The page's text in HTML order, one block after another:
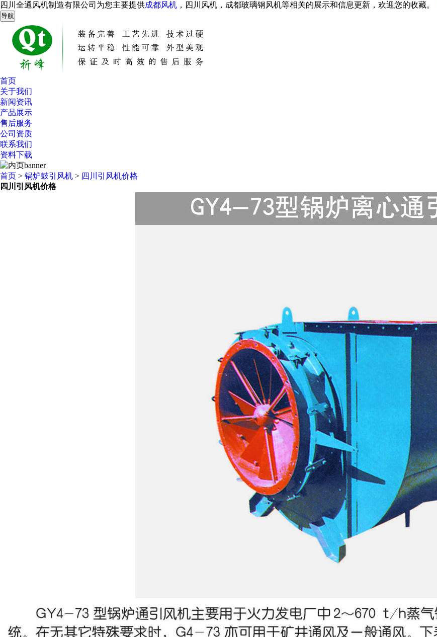
四川全通风机制造有限公司为您主要提供成都风机 ，四川风机，成都玻璃钢风机等相关的展示和信息更新，欢迎您的收藏。
导航
首页
关于我们
新闻资讯
产品展示
售后服务
公司资质
联系我们
资料下载
首页 > 锅炉鼓引风机 > 四川引风机价格
四川引风机价格
AI客服